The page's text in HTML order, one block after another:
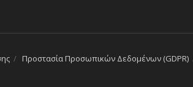
Προστασία Προσωπικών Δεδομένων (GDPR)